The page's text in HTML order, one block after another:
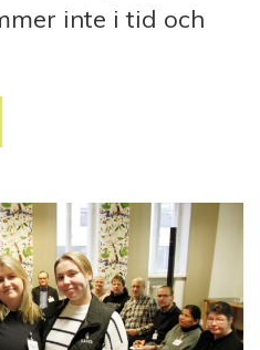
inte i tid och
ÄR ETT